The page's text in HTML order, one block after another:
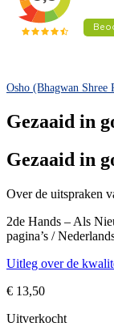
Osho (Bhagwan Shree
Gezaaid in
Gezaaid in
Over de uitspraken
2de Hands – Als
pagina’s /
Uitleg over de
€ 13,50
Uitverkocht